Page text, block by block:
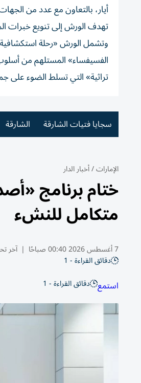
أيار، بالتعاون مع عدد من
تهدف الورش إلى تنويع خبرات
وتشمل الورش «رحلة
الفسيفساء» المستلهم من
تراثية» التي تسلط الضوء على
سجايا فتيات الشارقة الشارقة
الإمارات/أخبار الدار
متكامل للنشء
7 أغسطس 2026 00:40 صباحًا | آخر
دقائق القراءة - 1
استمع دقائق القراءة - 1